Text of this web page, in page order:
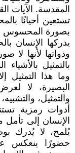
المقدسة. الآيات
تستعين أحيانًا
بصورة المحسوس
يدركها الإنسان
وذواتها لأنها لا
بالتمثيل
وما هذا التمثيل
البصيرة، لا
والتمثيل،
أدوات رمزية
الإنسان إلى
يُلمح، لا يُدرك
حضورًا ينعكس